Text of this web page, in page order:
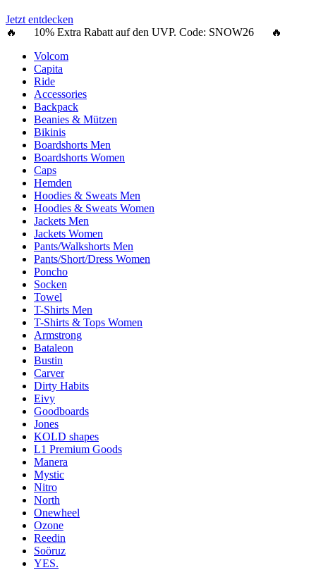
Jetzt entdecken
🔥 10% Extra Rabatt auf den UVP. Code: SNOW26 🔥
Volcom
Capita
Ride
Accessories
Backpack
Beanies & Mützen
Bikinis
Boardshorts Men
Boardshorts Women
Caps
Hemden
Hoodies & Sweats Men
Hoodies & Sweats Women
Jackets Men
Jackets Women
Pants/Walkshorts Men
Pants/Short/Dress Women
Poncho
Socken
Towel
T-Shirts Men
T-Shirts & Tops Women
Armstrong
Bataleon
Bustin
Carver
Dirty Habits
Eivy
Goodboards
Jones
KOLD shapes
L1 Premium Goods
Manera
Mystic
Nitro
North
Onewheel
Ozone
Reedin
Soöruz
YES.